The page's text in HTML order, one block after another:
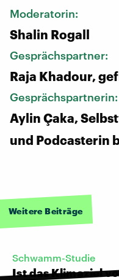
Moderatorin:
Shalin Rogall
Gesprächspartner:
Raja Khadour,
Gesprächspartnerin:
Aylin Çaka,
und Podcasterin
Weitere Beiträge
Schwamm-Studie
Ist das Klimaziel